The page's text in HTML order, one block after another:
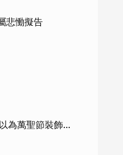
悲慟擬告
為萬聖節裝飾...